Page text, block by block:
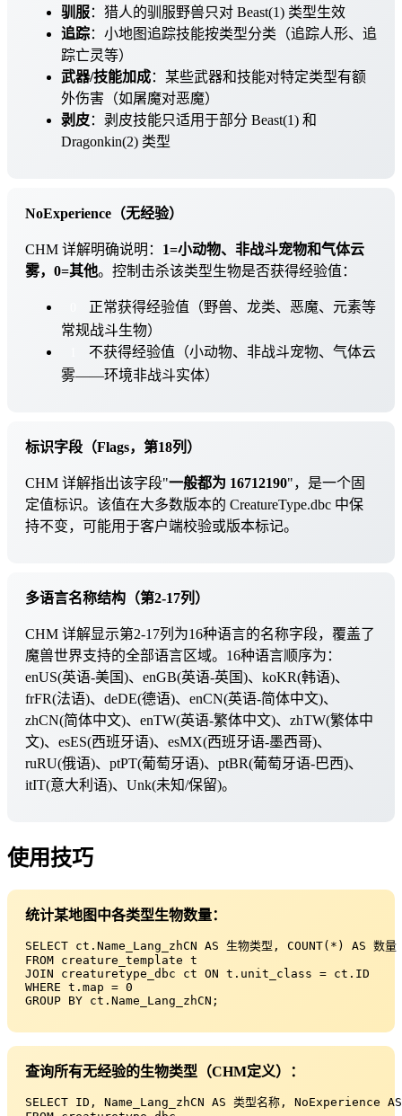
驯服：猎人的驯服野兽只对 Beast(1) 类型生效
追踪：小地图追踪技能按类型分类（追踪人形、追
踪亡灵等）
武器/技能加成：某些武器和技能对特定类型有额
外伤害（如屠魔对恶魔）
剥皮：剥皮技能只适用于部分 Beast(1) 和
Dragonkin(2) 类型
NoExperience（无经验）
CHM 详解明确说明： 1=小动物、非战斗宠物和气体云
雾，0=其他。控制击杀该类型生物是否获得经验值：
正常获得经验值（野兽、龙类、恶魔、元素等
常规战斗生物）
不获得经验值（小动物、非战斗宠物、气体云
雾——环境非战斗实体）
标识字段（Flags，第18列）
CHM 详解指出该字段"一般都为 16712190"，是一个固
定值标识。该值在大多数版本的 CreatureType.dbc 中保
持不变，可能用于客户端校验或版本标记。
多语言名称结构（第2-17列）
CHM 详解显示第2-17列为16种语言的名称字段，覆盖了
魔兽世界支持的全部语言区域。16种语言顺序为：
enUS(英语-美国)、enGB(英语-英国)、koKR(韩语)、
frFR(法语)、deDE(德语)、enCN(英语-简体中文)、
zhCN(简体中文)、enTW(英语-繁体中文)、zhTW(繁体中
文)、esES(西班牙语)、esMX(西班牙语-墨西哥)、
ruRU(俄语)、ptPT(葡萄牙语)、ptBR(葡萄牙语-巴西)、
itIT(意大利语)、Unk(未知/保留)。
使用技巧
统计某地图中各类型生物数量：
SELECT ct.Name_Lang_zhCN AS 生物类型, COUNT(*) AS 数量
FROM creature_template t
JOIN creaturetype_dbc ct ON t.unit_class = ct.ID
WHERE t.map = 0
GROUP BY ct.Name_Lang_zhCN;
查询所有无经验的生物类型（CHM定义）：
SELECT ID, Name_Lang_zhCN AS 类型名称, NoExperience